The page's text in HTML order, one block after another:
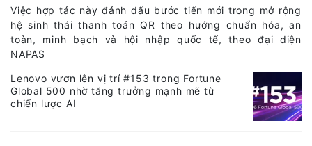
Việc hợp tác này đánh dấu bước tiến mới trong mở rộng
hệ sinh thái thanh toán QR theo hướng chuẩn hóa, an
toàn, minh bạch và hội nhập quốc tế, theo đại diện
NAPAS
Lenovo vươn lên vị trí #153 trong Fortune
Global 500 nhờ tăng trưởng mạnh mẽ từ
chiến lược AI